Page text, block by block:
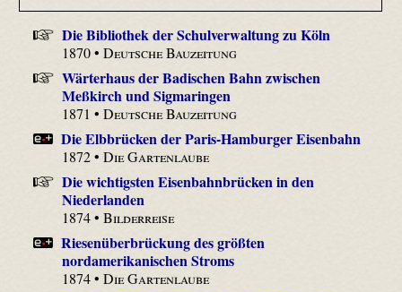
Die Bibliothek der Schulverwaltung zu Köln
1870 •Deutsche Bauzeitung
Wärterhaus der Badischen Bahn zwischen
Meßkirch und Sigmaringen
1871 •Deutsche Bauzeitung
Die Elbbrücken der Paris-Hamburger Eisenbahn
1872 •Die Gartenlaube
Die wichtigsten Eisenbahnbrücken in den
Niederlanden
1874 •Bilderreise
Riesenüberbrückung des größten
nordamerikanischen Stroms
1874 •Die Gartenlaube